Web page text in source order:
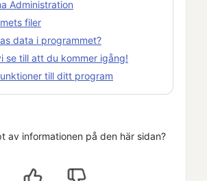
Administration
filer
data i programmet?
se till att du kommer igång!
till ditt program
av informationen på den här sidan?